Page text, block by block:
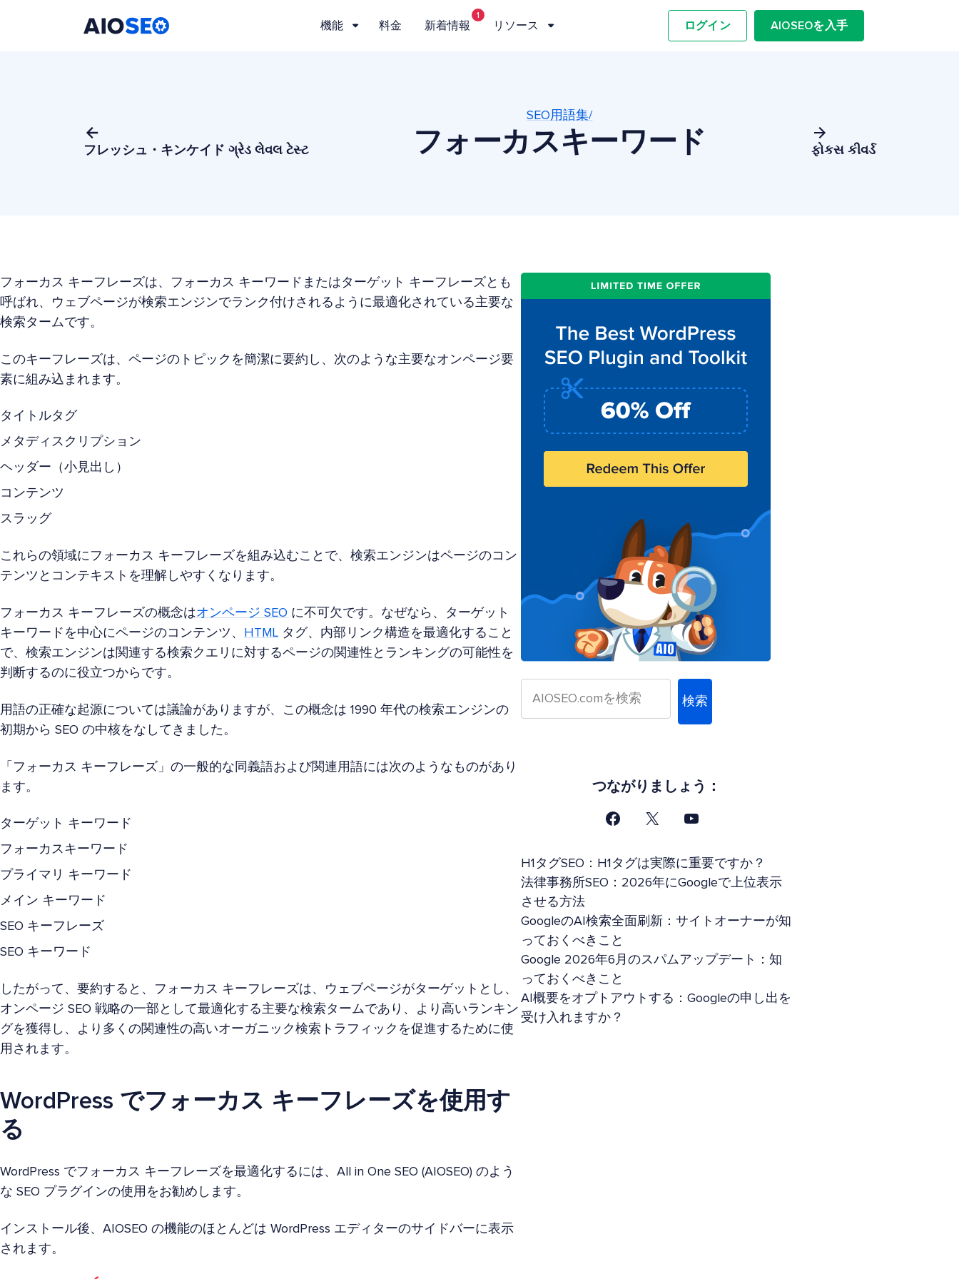
機能 料金 新着情報
1
リソース ログイン AIOSEOを入手
フレッシュ・キンケイド ગ્રેડ લેવલ ટેસ્ટ
SEO用語集/
フォーカスキーワード ફોકસ કીવર્ડ
フォーカス キーフレーズは、フォーカス キーワードまたはターゲット キーフレーズとも
呼ばれ、ウェブページが検索エンジンでランク付けされるように最適化されている主要な
検索タームです。
このキーフレーズは、ページのトピックを簡潔に要約し、次のような主要なオンページ要
素に組み込まれます。
タイトルタグ
メタディスクリプション
ヘッダー（小見出し）
コンテンツ
スラッグ
これらの領域にフォーカス キーフレーズを組み込むことで、検索エンジンはページのコン
テンツとコンテキストを理解しやすくなります。
フォーカス キーフレーズの概念はオンページ SEO に不可欠です。なぜなら、ターゲット
キーワードを中心にページのコンテンツ、
HTML タグ、内部リンク構造を最適化すること
で、検索エンジンは関連する検索クエリに対するページの関連性とランキングの可能性を
判断するのに役立つからです。
用語の正確な起源については議論がありますが、この概念は 1990 年代の検索エンジンの
初期から SEO の中核をなしてきました。
「フォーカス キーフレーズ」の一般的な同義語および関連用語には次のようなものがあり
ます。
ターゲット キーワード
フォーカスキーワード
プライマリ キーワード
メイン キーワード
SEO キーフレーズ
SEO キーワード
したがって、要約すると、フォーカス キーフレーズは、ウェブページがターゲットとし、
オンページ SEO 戦略の一部として最適化する主要な検索タームであり、より高いランキン
グを獲得し、より多くの関連性の高いオーガニック検索トラフィックを促進するために使
用されます。
WordPress でフォーカス キーフレーズを使用す
る
WordPress でフォーカス キーフレーズを最適化するには、All in One SEO (AIOSEO) のよう
な SEO プラグインの使用をお勧めします。
インストール後、AIOSEO の機能のほとんどは WordPress エディターのサイドバーに表示
されます。
検索
つながりましょう：
H1タグSEO：H1タグは実際に重要ですか？
法律事務所SEO：2026年にGoogleで上位表示
させる方法
GoogleのAI検索全面刷新：サイトオーナーが知
っておくべきこと
Google 2026年6月のスパムアップデート：知
っておくべきこと
AI概要をオプトアウトする：Googleの申し出を
受け入れますか？